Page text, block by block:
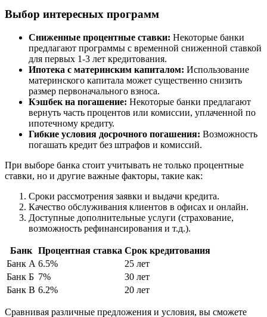
Выбор интересных программ
Сниженные процентные ставки: Некоторые банки
предлагают программы с временной сниженной ставкой
для первых 1-3 лет кредитования.
Ипотека с материнским капиталом: Использование
материнского капитала может существенно снизить
размер первоначального взноса.
Кэшбек на погашение: Некоторые банки предлагают
вернуть часть процентов или комиссии, уплаченной по
ипотечному кредиту.
Гибкие условия досрочного погашения: Возможность
погашать кредит без штрафов и комиссий.
При выборе банка стоит учитывать не только процентные
ставки, но и другие важные факторы, такие как:
Сроки рассмотрения заявки и выдачи кредита.
Качество обслуживания клиентов в офисах и онлайн.
Доступные дополнительные услуги (страхование,
возможность рефинансирования и т.д.).
Банк Процентная ставка Срок кредитования
Банк А 6.5%
25 лет
Банк Б 7%
30 лет
Банк В 6.2% 20 лет
Сравнивая различные предложения и условия, вы сможете